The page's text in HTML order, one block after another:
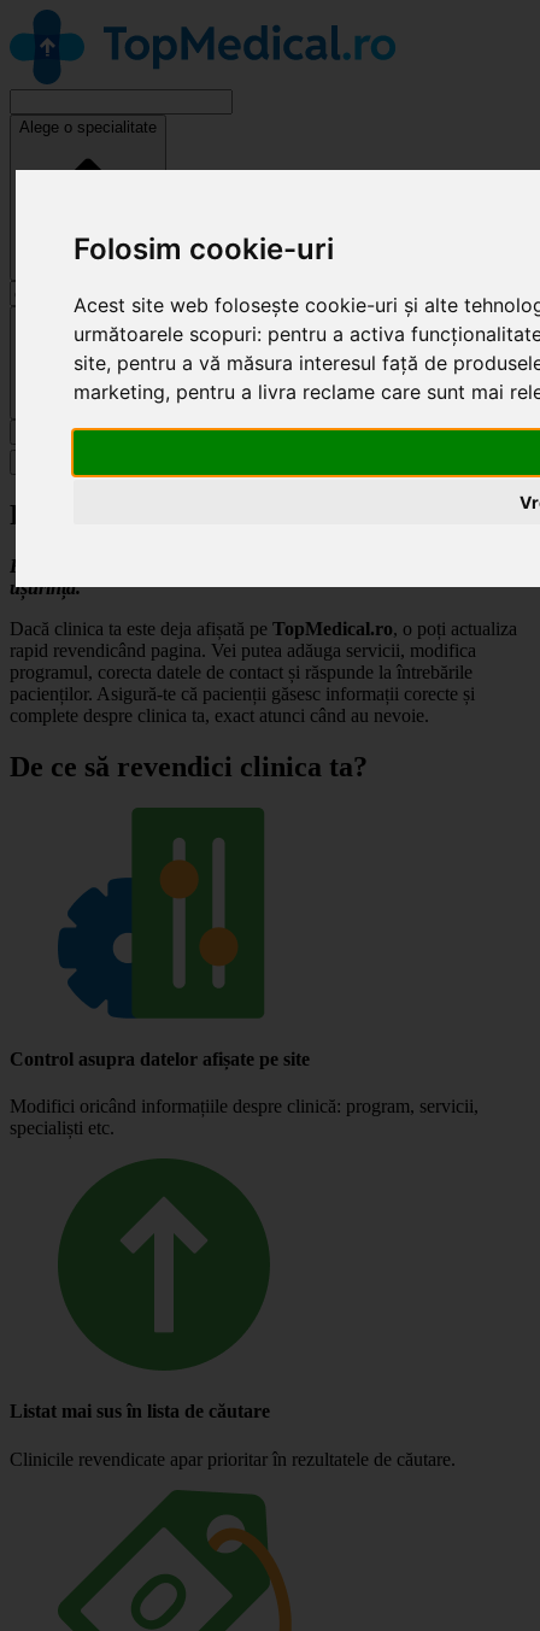
Folosim cookie-uri
Acest site web folosește cookie-uri și alte
următoarele scopuri: pentru a activa
site, pentru a vă măsura interesul față de
marketing, pentru a livra reclame care sunt mai
Alege o specialitate
Cluj-Napoca
Revendică clinică
Revendică profilul clinicii tale și gestionează-ți prezența online cu
ușurință.
Dacă clinica ta este deja afișată pe TopMedical.ro, o poți actualiza
rapid revendicând pagina. Vei putea adăuga servicii, modifica
programul, corecta datele de contact și răspunde la întrebările
pacienților. Asigură-te că pacienții găsesc informații corecte și
complete despre clinica ta, exact atunci când au nevoie.
De ce să revendici clinica ta?
Control asupra datelor afișate pe site
Modifici oricând informațiile despre clinică: program, servicii,
specialiști etc.
Listat mai sus în lista de căutare
Clinicile revendicate apar prioritar în rezultatele de căutare.